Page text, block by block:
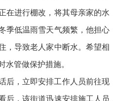
在进行棚改，将其母亲家的水
季低温雨雪天气频繁，他担心
，导致老人家中断水。希望相
水管做保护措施。
后，立即安排工作人员前往现
后，该街道迅速安排施工人员